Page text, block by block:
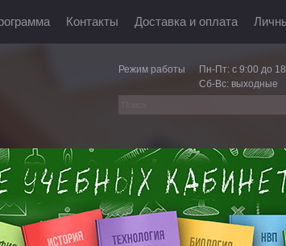
Контакты Доставка и оплата
Режим работы
Пн-Пт: с 9:00 до
Сб-Вс: выходные